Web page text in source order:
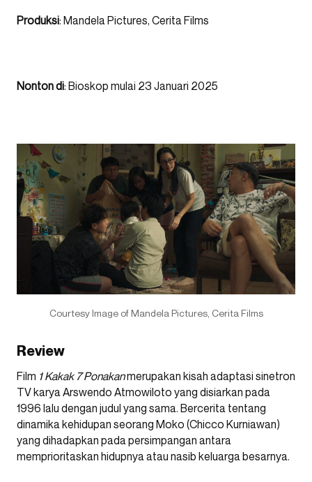
Produksi: Mandela Pictures, Cerita Films
Nonton di: Bioskop mulai 23 Januari 2025
Courtesy Image of Mandela Pictures, Cerita Films
Review
Film 1 Kakak 7 Ponakanmerupakan kisah adaptasi sinetron
TV karya Arswendo Atmowiloto yang disiarkan pada
1996 lalu dengan judul yang sama. Bercerita tentang
dinamika kehidupan seorang Moko (Chicco Kurniawan)
yang dihadapkan pada persimpangan antara
memprioritaskan hidupnya atau nasib keluarga besarnya.